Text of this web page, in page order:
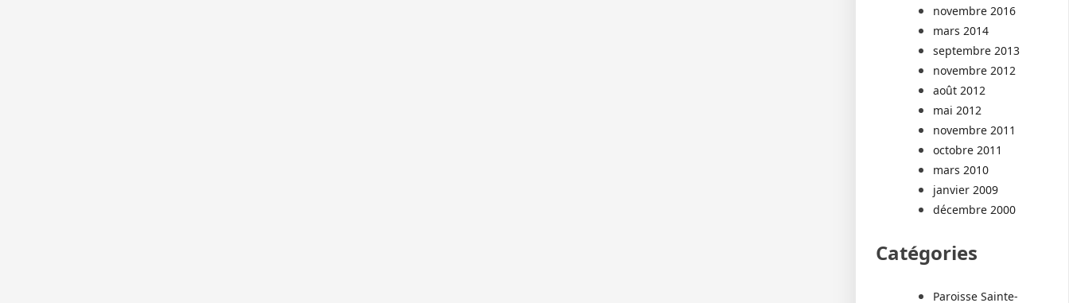
novembre 2016
mars 2014
septembre 2013
novembre 2012
août 2012
mai 2012
novembre 2011
octobre 2011
mars 2010
janvier 2009
décembre 2000
Catégories
Paroisse Sainte-